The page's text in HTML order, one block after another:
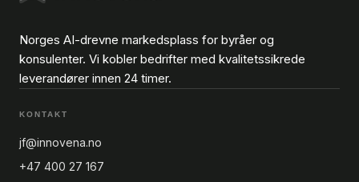
Norges AI-drevne markedsplass for byråer og
konsulenter. Vi kobler bedrifter med kvalitetssikrede
leverandører innen 24 timer.
KONTAKT
jf@innovena.no
+47 400 27 167